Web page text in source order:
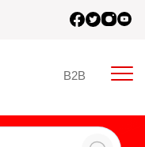
B2B